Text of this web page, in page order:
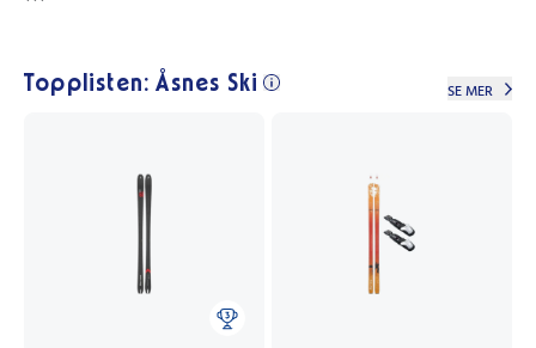
Topplisten: Åsnes Ski SE MER